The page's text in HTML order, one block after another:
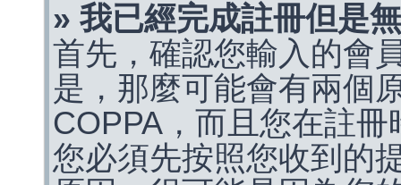
» 我已經完成註冊但是
首先，確認您輸入的會
是，那麼可能會有兩個
COPPA，而且您在註
您必須先按照您收到的